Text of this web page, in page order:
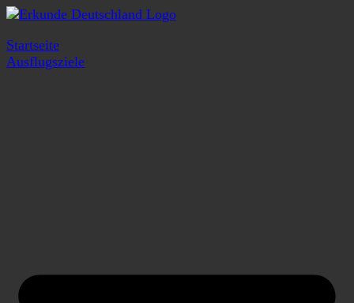
Startseite
Ausflugsziele